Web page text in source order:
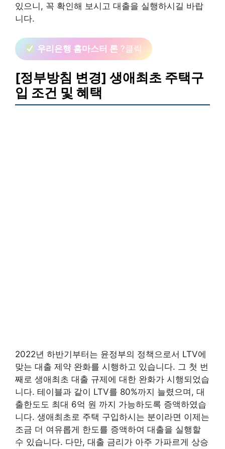
있으니, 꼭 확인해 보시고 대출을 실행하시길 바랍
니다.
우리은행 홈마스터 론 ?클릭
[정부방침 변경] 생애최초 주택구
입 조건 및 혜택
2022년 하반기부터는 윤정부의 정책으로서 LTV에
맞는 대출 제약 완화를 시행하고 있습니다. 그 첫 번
째로 생애최초 대출 규제에 대한 완화가 시행되었습
니다. 테이블과 같이 LTV를 80%까지 늘렸으며, 대
출한도도 최대 6억 원 까지 가능하도록 증액하였습
니다. 생애최초로 주택 구입하시는 분이라면 이제는
조금 더 여유롭게 한도를 증액하여 대출을 실행할
수 있습니다. 다만, 대출 금리가 아주 가파르게 상승